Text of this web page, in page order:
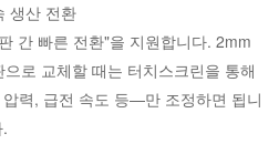
생산 전환
간 빠른 전환"을 지원합니다. 2mm
로 교체할 때는 터치스크린을 통해
력, 급전 속도 등—만 조정하면 됩니